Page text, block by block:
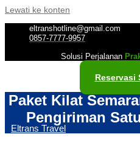
Lewati ke konten
eltranshotline@gmail.com
0857-7777-9957
Solusi Perjalanan
Reservasi
Paket Kilat
Pengiriman
Eltrans Travel